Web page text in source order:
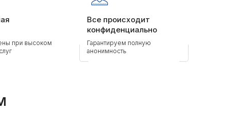
при высоком
Гарантируем полную
анонимность
Все происходит
конфиденциально